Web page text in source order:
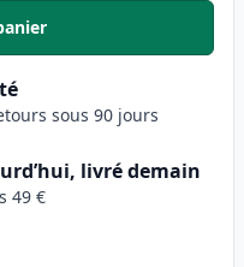
de 2 Brother TN2420
sous 90 jours
livré demain
49 €